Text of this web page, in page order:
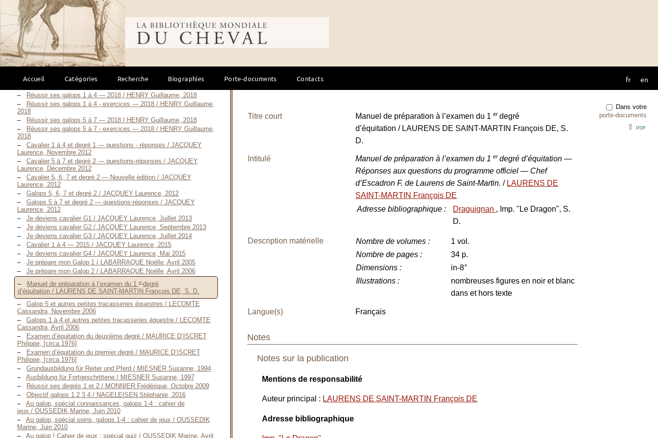
Bibliothèque mondiale du cheval
Accueil Catégories Recherche Biographies Porte-documents Contacts fr en
Réussir ses galops 5 à 7 — 2005 / HENRY Guillaume, Novembre
2005
Réussir ses galops 5 à 7 - exercices — 2005 / HENRY Guillaume,
Novembre 2005
Au Galop ! Cahier de jeux - Galops 1 et 2 / HENRY Guillaume,
Novembre 2009
Au Galop ! Cahier de jeux - Galops 3 et 4 / HENRY Guillaume, Mai
2009
Réussir ses galops 1 à 4 — 2012 / HENRY Guillaume, 2012
Réussir ses galops 1 et 2 Juniors / HENRY Guillaume, 2014
Réussir ses galops 1 à 4 — 2018 / HENRY Guillaume, 2018
Réussir ses galops 1 à 4 - exercices — 2018 / HENRY Guillaume,
2018
Réussir ses galops 5 à 7 — 2018 / HENRY Guillaume, 2018
Réussir ses galops 5 à 7 - exercices — 2018 / HENRY Guillaume,
2018
Cavalier 1 à 4 et degré 1 — questions - réponses / JACQUEY
Laurence, Novembre 2012
Cavalier 5 à 7 et degré 2 — questions-réponses / JACQUEY
Laurence, Décembre 2012
Cavalier 5, 6, 7 et degré 2 — Nouvelle édition / JACQUEY
Laurence, 2012
Galops 5, 6, 7 et degré 2 / JACQUEY Laurence, 2012
Galops 5 à 7 et degré 2 — questions-réponses / JACQUEY
Laurence, 2012
Je deviens cavalier G1 / JACQUEY Laurence, Juillet 2013
Je deviens cavalier G2 / JACQUEY Laurence, Septembre 2013
Je deviens cavalier G3 / JACQUEY Laurence, Juillet 2014
Cavalier 1 à 4 — 2015 / JACQUEY Laurence, 2015
Je deviens cavalier G4 / JACQUEY Laurence, Mai 2015
Je prépare mon Galop 1 / LABARRAQUE Noëlle, Avril 2005
Je prépare mon Galop 2 / LABARRAQUE Noëlle, Avril 2006
Manuel de préparation à l’examen du 1 er degré
d’équitation / LAURENS DE SAINT-MARTIN François DE, S. D.
Galop 5 et autres petites tracasseries équestres / LECOMTE
Cassandra, Novembre 2006
Galops 1 à 4 et autres petites tracasseries équestre / LECOMTE
Cassandra, Avril 2006
Examen d’équitation du deuxième degré / MAURICE D’ISCRET
Philippe, [circa 1976]
Examen d’équitation du premier degré / MAURICE D’ISCRET
Philippe, [circa 1976]
Grundausbildung für Reiter und Pferd / MIESNER Susanne, 1994
Ausbildung für Fortgeschrittene / MIESNER Susanne, 1997
Réussir ses degrés 1 et 2 / MONNIER Frédérique, Octobre 2009
Objectif galops 1 2 3 4 / NAGELEISEN Stéphanie, 2016
Au galop, spécial connaissances, galops 1-4 : cahier de
jeux / OUSSEDIK Marine, Juin 2010
Au galop, spécial soins, galops 1-4 : cahier de jeux / OUSSEDIK
Marine, Juin 2010
Au galop ! Cahier de jeux : spécial quiz / OUSSEDIK Marine, Avril
Dans votre
porte-documents
⇪ PDF
Titre court Manuel de préparation à l’examen du 1er degré
d’équitation / LAURENS DE SAINT-MARTIN François DE, S.
D.
Intitulé Manuel de préparation à l’examen du 1er degré d’équitation —
Réponses aux questions du programme officiel — Chef
d’Escadron F. de Laurens de Saint-Martin./ LAURENS DE
SAINT-MARTIN François DE
Adresse bibliographique : Draguignan , Imp. "Le Dragon", S.
D.
Description matérielle Nombre de volumes :
1 vol.
Nombre de pages :
34 p.
Dimensions :
in-8°
Illustrations :
nombreuses figures en noir et blanc
dans et hors texte
Langue(s) Français
Notes
Notes sur la publication
Mentions de responsabilité
Auteur principal : LAURENS DE SAINT-MARTIN François DE
Adresse bibliographique